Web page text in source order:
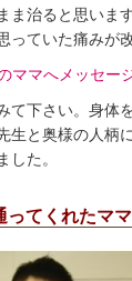
ま治ると思いま
っていた痛みが
ママへメッセー
て下さい。身体
生と奥様の人柄
した。
ってくれたマ